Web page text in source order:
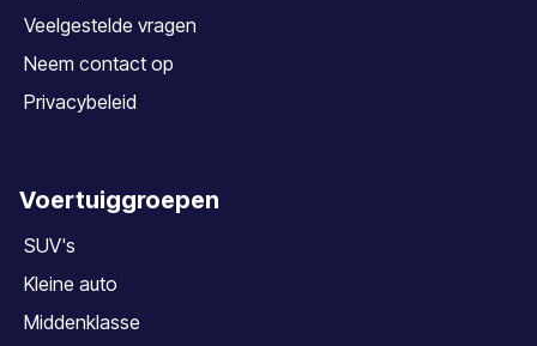
Veelgestelde vragen
Neem contact op
Privacybeleid
Voertuiggroepen
SUV's
Kleine auto
Middenklasse